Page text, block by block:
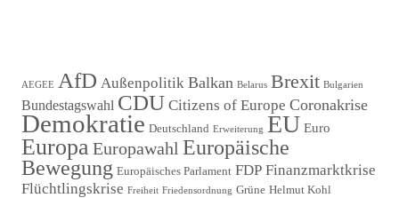
AEGEE AfD Außenpolitik Balkan Belarus Brexit Bulgarien
Bundestagswahl CDU Citizens of Europe Coronakrise
Demokratie Deutschland Erweiterung EU Euro
Europa Europawahl Europäische
Bewegung Europäisches Parlament FDP Finanzmarktkrise
Flüchtlingskrise Freiheit Friedensordnung Grüne Helmut Kohl